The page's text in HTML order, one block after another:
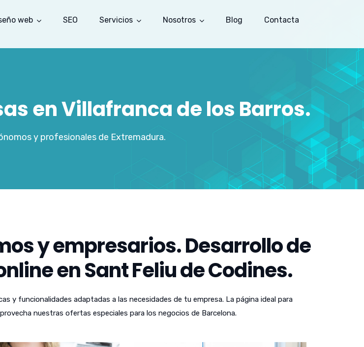
web SEO Servicios Nosotros Blog Contacta
en Villafranca de los Barros.
y profesionales de Extremadura.
y empresarios. Desarrollo de
en Sant Feliu de Codines.
y funcionalidades adaptadas a las necesidades de tu empresa. La página ideal para
nuestras ofertas especiales para los negocios de Barcelona.